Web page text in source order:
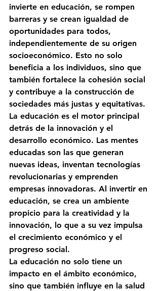
invierte en educación, se rompen
barreras y se crean igualdad de
oportunidades para todos,
independientemente de su origen
socioeconómico. Esto no solo
beneficia a los individuos, sino que
también fortalece la cohesión social
y contribuye a la construcción de
sociedades más justas y equitativas.
La educación es el motor principal
detrás de la innovación y el
desarrollo económico. Las mentes
educadas son las que generan
nuevas ideas, inventan tecnologías
revolucionarias y emprenden
empresas innovadoras. Al invertir en
educación, se crea un ambiente
propicio para la creatividad y la
innovación, lo que a su vez impulsa
el crecimiento económico y el
progreso social.
La educación no solo tiene un
impacto en el ámbito económico,
sino que también influye en la salud